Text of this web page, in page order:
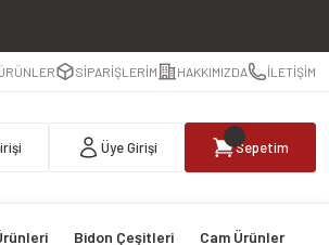
SİPARİŞLERİM HAKKIMIZDA İLETİŞİM
Üye Girişi Sepetim
Bidon Çeşitleri Cam Ürünler